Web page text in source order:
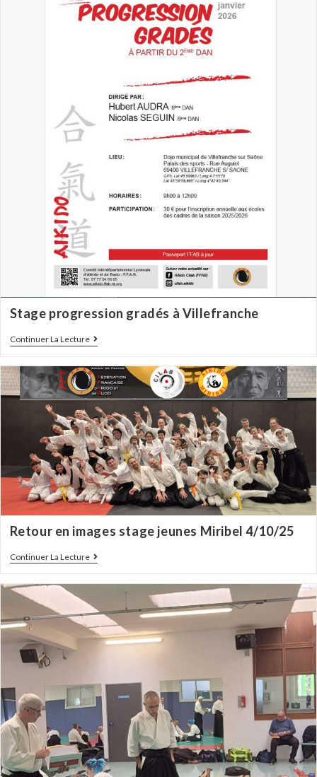
Stage progression gradés à Villefranche
Continuer La Lecture
Retour en images stage jeunes Miribel 4/10/25
Continuer La Lecture